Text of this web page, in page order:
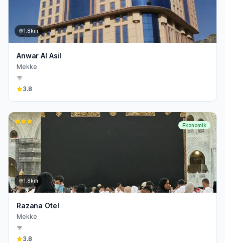
1.8km
Anwar Al Asil
Mekke
3.8
Ekonomik
1.8km
Razana Otel
Mekke
3.8